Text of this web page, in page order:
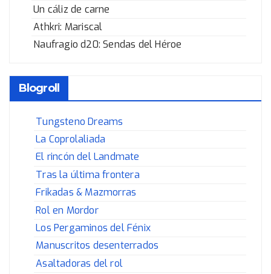
Un cáliz de carne
Athkri: Mariscal
Naufragio d20: Sendas del Héroe
Blogroll
Tungsteno Dreams
La Coprolaliada
El rincón del Landmate
Tras la última frontera
Frikadas & Mazmorras
Rol en Mordor
Los Pergaminos del Fénix
Manuscritos desenterrados
Asaltadoras del rol